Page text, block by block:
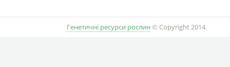
Генетичні ресурси рослин © Copyright 2014.